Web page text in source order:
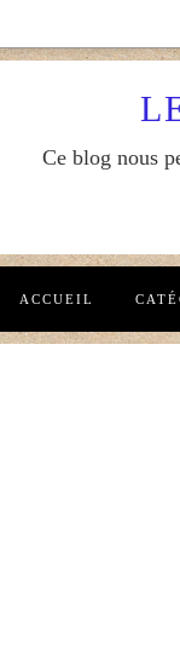
Ce blog nous
ACCUEIL